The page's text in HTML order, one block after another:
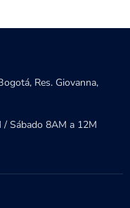
Res. Giovanna,
/ Sábado 8AM a 12M